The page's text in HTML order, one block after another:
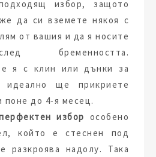
избор, защото
да си вземете някоя с
от вашия и да я носите
бременността.
я с клин или дънки за
идеално ще прикриете
поне до 4-я месец.
избор особено
който е стеснен под
разкроява надолу. Така